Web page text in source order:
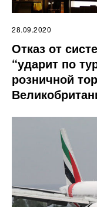
28.09.2020
Отказ от
“ударит по
розничной